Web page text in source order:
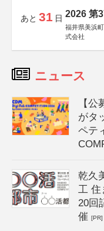
あと 31 日 2026 第
福井県美浜
式会社
ニュース
【
がタ
ペテ
乾久
工 住
20回
催[PR]